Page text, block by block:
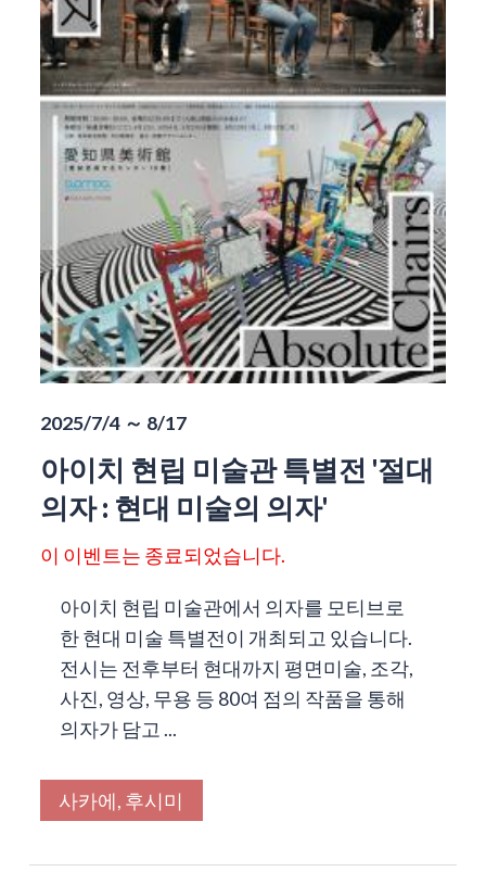
2025/7/4 ～ 8/17
아이치 현립 미술관 특별전 '절대
의자 : 현대 미술의 의자'
이 이벤트는 종료되었습니다.
아이치 현립 미술관에서 의자를 모티브로
한 현대 미술 특별전이 개최되고 있습니다.
전시는 전후부터 현대까지 평면미술, 조각,
사진, 영상, 무용 등 80여 점의 작품을 통해
의자가 담고 ...
사카에, 후시미